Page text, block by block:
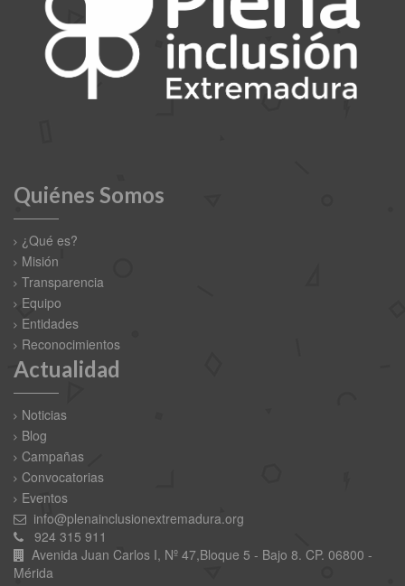
Quiénes Somos
¿Qué es?
Misión
Transparencia
Equipo
Entidades
Reconocimientos
Actualidad
Noticias
Blog
Campañas
Convocatorias
Eventos
info@plenainclusionextremadura.org
924 315 911
Avenida Juan Carlos I, Nº 47,Bloque 5 - Bajo 8. CP. 06800 -
Mérida